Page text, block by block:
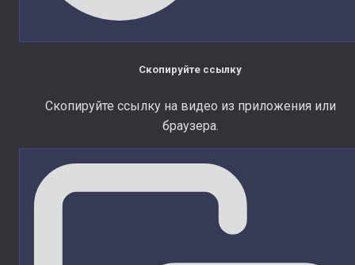
Скопируйте ссылку
Скопируйте ссылку на видео из приложения или
браузера.